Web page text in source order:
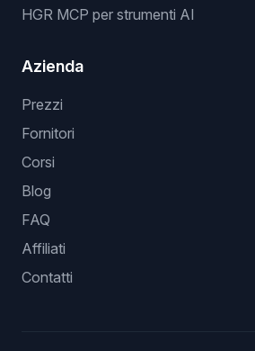
HGR MCP per strumenti AI
Azienda
Prezzi
Fornitori
Corsi
Blog
FAQ
Affiliati
Contatti